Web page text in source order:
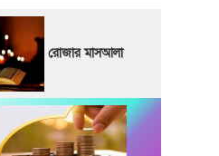
রোজার মাসআলা